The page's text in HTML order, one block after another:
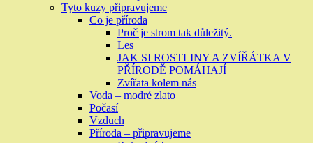
Tyto kuzy připravujeme
Co je příroda
Proč je strom tak důležitý.
Les
JAK SI ROSTLINY A ZVÍŘÁTKA V
PŘÍRODĚ POMÁHAJÍ
Zvířata kolem nás
Voda – modré zlato
Počasí
Vzduch
Příroda – připravujeme